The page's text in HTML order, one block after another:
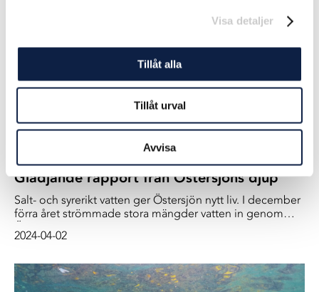
Visa detaljer
Tillåt alla
Tillåt urval
Avvisa
Glädjande rapport från Östersjöns djup
Salt- och syrerikt vatten ger Östersjön nytt liv. I december
förra året strömmade stora mängder vatten in genom
att inflödet redan har haft positiva effekter.
2024-04-02